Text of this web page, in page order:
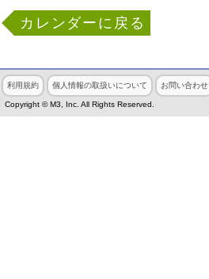
カレンダーに戻る
利用規約 個人情報の取扱いについて お問い合わせ
Copyright © M3, Inc. All Rights Reserved.